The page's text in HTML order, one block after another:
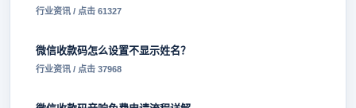
行业资讯 / 点击 61327
微信收款码怎么设置不显示姓名？
行业资讯 / 点击 37968